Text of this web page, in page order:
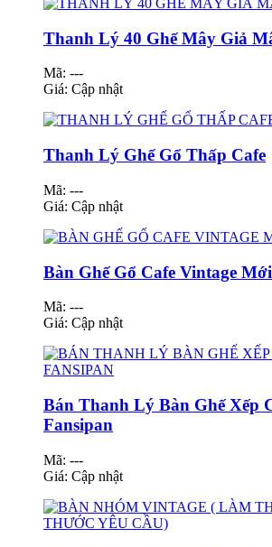
Thanh Lý 40 Ghế Mây Giả
Mã: ---
Giá: Cập nhật
Thanh Lý Ghế Gổ Thấp Cafe
Mã: ---
Giá: Cập nhật
Bàn Ghế Gổ Cafe Vintage
Mã: ---
Giá: Cập nhật
Bán Thanh Lý Bàn Ghế Xếp
Fansipan
Mã: ---
Giá: Cập nhật